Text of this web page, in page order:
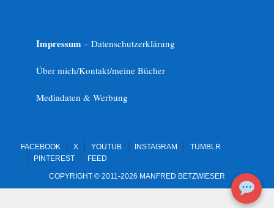
Impressum – Datenschutzerklärung
Über mich/Kontakt/meine Bücher
Mediadaten & Werbung
FACEBOOK X YOUTUB INSTAGRAM
TUMBLR
PINTEREST
FEED
COPYRIGHT © 2011-2026 MANFRED BETZWIESER